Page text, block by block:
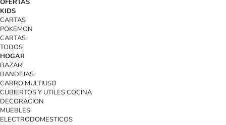
OFERTAS
KIDS
CARTAS
POKEMON
CARTAS
TODOS
HOGAR
BAZAR
BANDEJAS
CARRO MULTIUSO
CUBIERTOS Y UTILES COCINA
DECORACION
MUEBLES
ELECTRODOMESTICOS